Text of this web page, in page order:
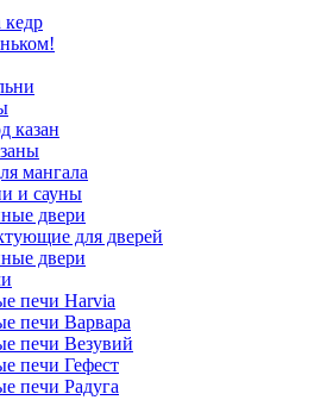
кедр
казан
мангала
и сауны
двери
для дверей
двери
печи Harvia
печи Варвара
печи Везувий
печи Гефест
печи Радуга